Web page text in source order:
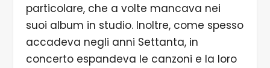
particolare, che a volte mancava nei
suoi album in studio. Inoltre, come spesso
accadeva negli anni Settanta, in
concerto espandeva le canzoni e la loro